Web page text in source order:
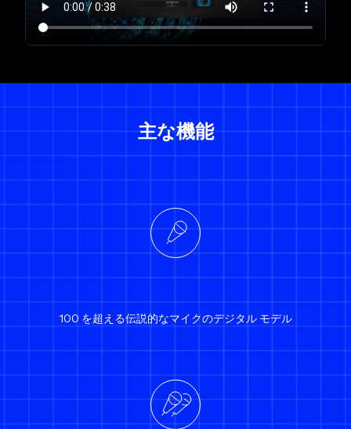
主な機能
100 を超える伝説的なマイクのデジタル モデル